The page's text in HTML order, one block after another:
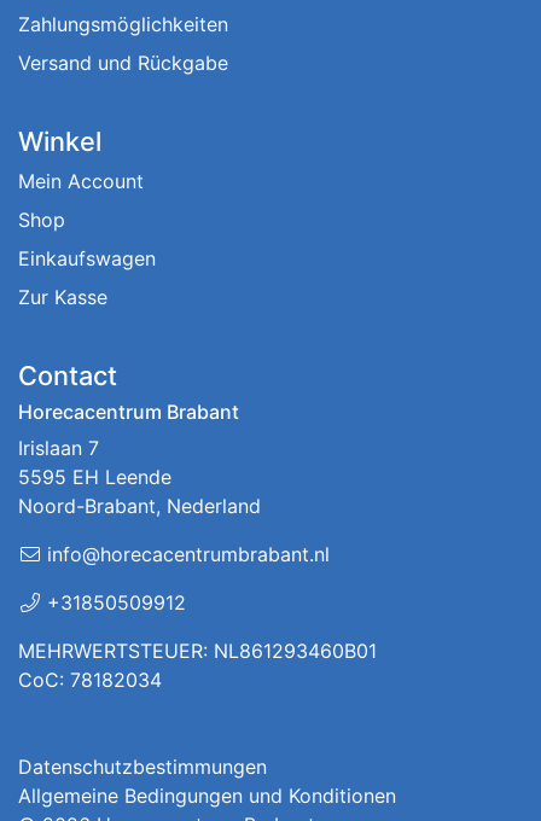
Zahlungsmöglichkeiten
Versand und Rückgabe
Winkel
Mein Account
Shop
Einkaufswagen
Zur Kasse
Contact
Horecacentrum Brabant
Irislaan 7
5595 EH Leende
Noord-Brabant, Nederland
info@horecacentrumbrabant.nl
+31850509912
MEHRWERTSTEUER: NL861293460B01
CoC: 78182034
Datenschutzbestimmungen
Allgemeine Bedingungen und Konditionen